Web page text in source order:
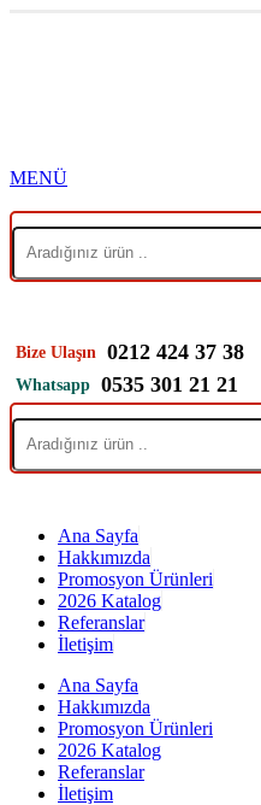
Bize Ulaşın 0212 424 37 38
Whatsapp 0535 301 21 21
Ana Sayfa
Hakkımızda
Promosyon Ürünleri
2026 Katalog
Referanslar
İletişim
Ana Sayfa
Hakkımızda
Promosyon Ürünleri
2026 Katalog
Referanslar
İletişim